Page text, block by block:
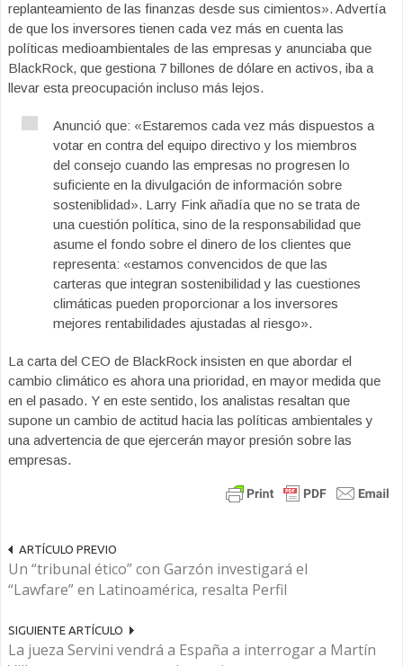
replanteamiento de las finanzas desde sus cimientos». Advertía
de que los inversores tienen cada vez más en cuenta las
políticas medioambientales de las empresas y anunciaba que
BlackRock, que gestiona 7 billones de dólare en activos, iba a
llevar esta preocupación incluso más lejos.
Anunció que: «Estaremos cada vez más dispuestos a
votar en contra del equipo directivo y los miembros
del consejo cuando las empresas no progresen lo
suficiente en la divulgación de información sobre
sosteniblidad». Larry Fink añadía que no se trata de
una cuestión política, sino de la responsabilidad que
asume el fondo sobre el dinero de los clientes que
representa: «estamos convencidos de que las
carteras que integran sostenibilidad y las cuestiones
climáticas pueden proporcionar a los inversores
mejores rentabilidades ajustadas al riesgo».
La carta del CEO de BlackRock insisten en que abordar el
cambio climático es ahora una prioridad, en mayor medida que
en el pasado. Y en este sentido, los analistas resaltan que
supone un cambio de actitud hacia las políticas ambientales y
una advertencia de que ejercerán mayor presión sobre las
empresas.
ARTÍCULO PREVIO
Un “tribunal ético” con Garzón investigará el
“Lawfare” en Latinoamérica, resalta Perfil
SIGUIENTE ARTÍCULO
La jueza Servini vendrá a España a interrogar a Martín